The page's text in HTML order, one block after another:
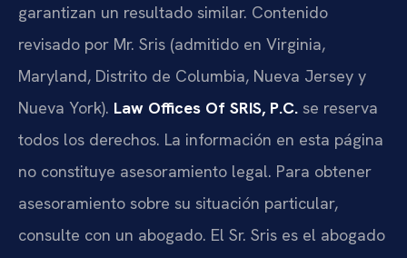
garantizan un resultado similar. Contenido
revisado por Mr. Sris (admitido en Virginia,
Maryland, Distrito de Columbia, Nueva Jersey y
Nueva York). Law Offices Of SRIS, P.C. se reserva
todos los derechos. La información en esta página
no constituye asesoramiento legal. Para obtener
asesoramiento sobre su situación particular,
consulte con un abogado. El Sr. Sris es el abogado